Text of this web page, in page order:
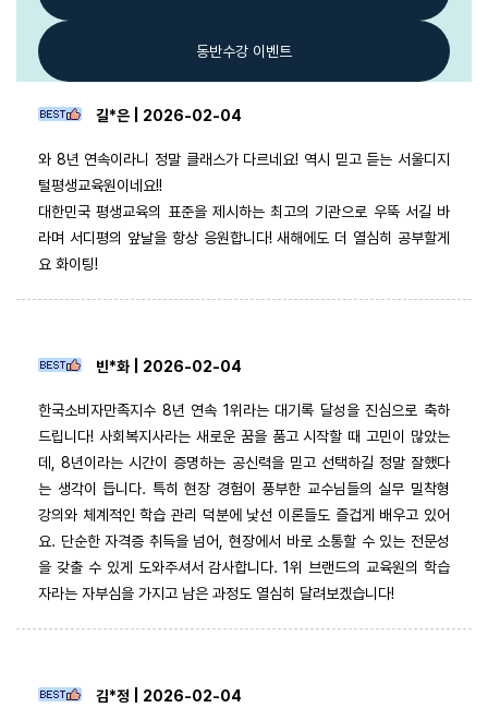
동반수강 이벤트
길*은 | 2026-02-04
와 8년 연속이라니 정말 클래스가 다르네요! 역시 믿고 듣는 서울디지
털평생교육원이네요!!
대한민국 평생교육의 표준을 제시하는 최고의 기관으로 우뚝 서길 바
라며 서디평의 앞날을 항상 응원합니다! 새해에도 더 열심히 공부할게
요 화이팅!
빈*화 | 2026-02-04
한국소비자만족지수 8년 연속 1위라는 대기록 달성을 진심으로 축하
드립니다! 사회복지사라는 새로운 꿈을 품고 시작할 때 고민이 많았는
데, 8년이라는 시간이 증명하는 공신력을 믿고 선택하길 정말 잘했다
는 생각이 듭니다. 특히 현장 경험이 풍부한 교수님들의 실무 밀착형
강의와 체계적인 학습 관리 덕분에 낯선 이론들도 즐겁게 배우고 있어
요. 단순한 자격증 취득을 넘어, 현장에서 바로 소통할 수 있는 전문성
을 갖출 수 있게 도와주셔서 감사합니다. 1위 브랜드의 교육원의 학습
자라는 자부심을 가지고 남은 과정도 열심히 달려보겠습니다!
김*정 | 2026-02-04